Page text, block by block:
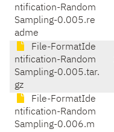
ntification-Random
Sampling-0.005.re
adme
File-FormatIde
ntification-Random
Sampling-0.005.tar.
gz
File-FormatIde
ntification-Random
Sampling-0.006.m